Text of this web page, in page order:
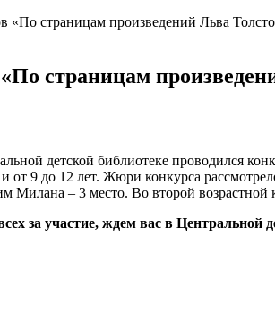
«По страницам произведений Льва
страницам
детской библиотеке проводился
и от 9 до 12 лет. Жюри конкурса
Милана – 3 место. Во второй
за участие, ждем вас в